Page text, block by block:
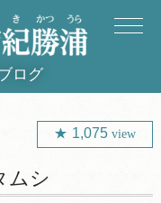
ログ
1,075view
ムシ